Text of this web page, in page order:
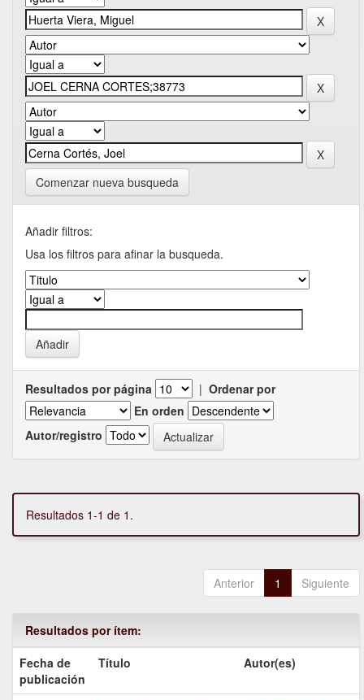
Comenzar nueva busqueda
Añadir filtros:
Usa los filtros para afinar la busqueda.
Resultados por página | Ordenar por
En orden
Autor/registro
Resultados 1-1 de 1.
Anterior 1 Siguiente
Resultados por ítem:
Fecha de
publicación
Título Autor(es)